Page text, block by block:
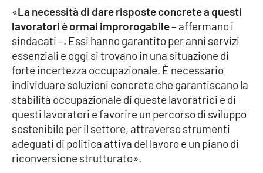
Sanità
Società
Sport
RUBRICHE
Good Morning Vietnam
«La necessità di dare risposte concrete a questi
lavoratori è ormai improrogabile– affermano i
sindacati –. Essi hanno garantito per anni servizi
essenziali e oggi si trovano in una situazione di
forte incertezza occupazionale. È necessario
individuare soluzioni concrete che garantiscano la
stabilità occupazionale di queste lavoratrici e di
questi lavoratori e favorire un percorso di sviluppo
sostenibile per il settore, attraverso strumenti
adeguati di politica attiva del lavoro e un piano di
riconversione strutturato».